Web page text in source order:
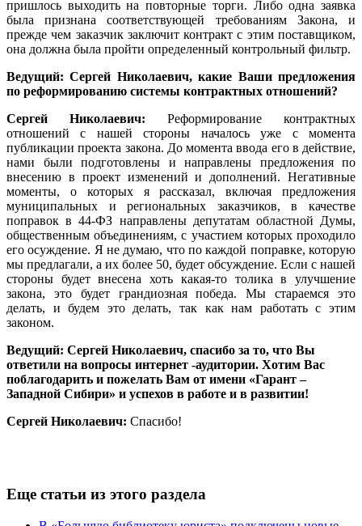
пришлось выходить на повторные торги. Либо одна заявка
была признана соответствующей требованиям Закона, и
прежде чем заказчик заключит контракт с этим поставщиком,
она должна была пройти определенный контрольный фильтр.
Ведущий: Сергей Николаевич, какие Ваши предложения
по реформированию системы контрактных отношений?
Сергей Николаевич: Реформирование контрактных
отношений с нашей стороны началось уже с момента
публикации проекта закона. До момента ввода его в действие,
нами были подготовлены и направлены предложения по
внесению в проект изменений и дополнений. Негативные
моменты, о которых я рассказал, включая предложения
муниципальных и региональных заказчиков, в качестве
поправок в 44-ФЗ направлены депутатам областной Думы,
общественным объединениям, с участием которых проходило
его осуждение. Я не думаю, что по каждой поправке, которую
мы предлагали, а их более 50, будет обсуждение. Если с нашей
стороны будет внесена хоть какая-то толика в улучшение
закона, это будет грандиозная победа. Мы стараемся это
делать, и будем это делать, так как нам работать с этим
законом.
Ведущий: Сергей Николаевич, спасибо за то, что Вы
ответили на вопросы интернет -аудитории. Хотим Вас
поблагодарить и пожелать Вам от имени «Гарант –
Западной Сибири» и успехов в работе и в развитии!
Сергей Николаевич: Спасибо!
Еще статьи из этого раздела